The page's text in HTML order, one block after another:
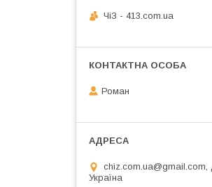
ЧiЗ - 413.com.ua
Роман
chiz.com.ua@gmail.com,
Україна